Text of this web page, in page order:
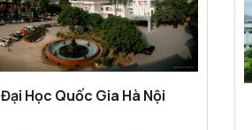
Đại Học Quốc Gia Hà Nội